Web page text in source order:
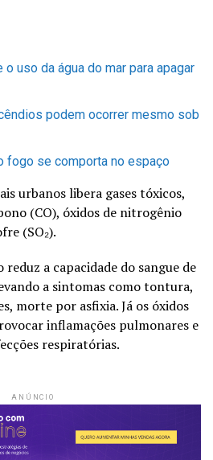
uso da água do mar para apagar
podem ocorrer mesmo sob
fogo se comporta no espaço
urbanos libera gases tóxicos,
(CO), óxidos de nitrogênio
(SO₂).
a capacidade do sangue de
a sintomas como tontura,
morte por asfixia. Já os óxidos
inflamações pulmonares e
respiratórias.
ANÚNCIO